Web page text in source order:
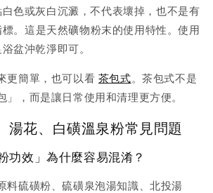
色或灰白沉澱，不代表壞掉，也不是有
。這是天然礦物粉末的使用特性。使用
盆沖乾淨即可。
更簡單，也可以看 茶包式。茶包式不是
」，而是讓日常使用和清理更方便。
湯花、白磺溫泉粉常見問題
功效」為什麼容易混淆？
料硫磺粉、硫磺泉泡湯知識、北投湯